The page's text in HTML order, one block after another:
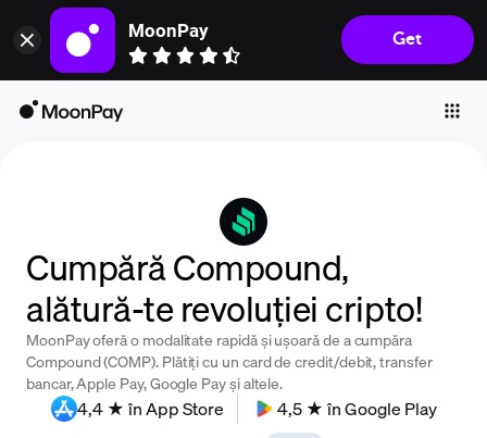
MoonPay
Get
Individuals
Company
Crypto Prices
Learn
Support
Cumpără Compound,
alătură-te revoluției cripto!
MoonPay oferă o modalitate rapidă și ușoară de a cumpăra
Compound (COMP). Plătiți cu un card de credit/debit, transfer
bancar, Apple Pay, Google Pay și altele.
4,4 ★ în App Store
4,5 ★ în Google Play